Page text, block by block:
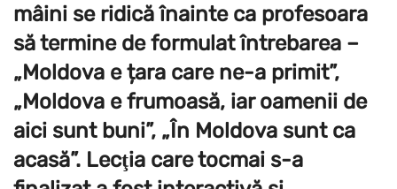
mâini se ridică înainte ca profesoara
să termine de formulat întrebarea –
„Moldova e țara care ne-a primit”,
„Moldova e frumoasă, iar oamenii de
aici sunt buni”, „În Moldova sunt ca
acasă”. Lecţia care tocmai s-a